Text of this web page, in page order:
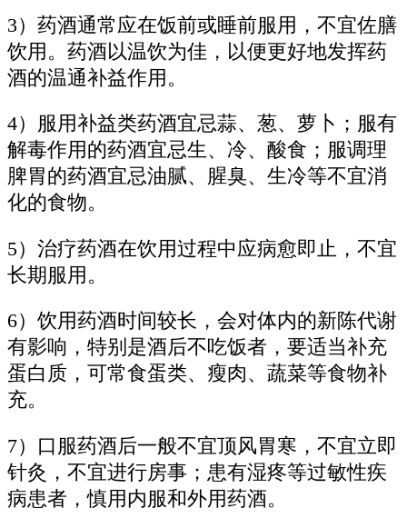
3）药酒通常应在饭前或睡前服用，不宜佐膳
饮用。药酒以温饮为佳，以便更好地发挥药
酒的温通补益作用。
4）服用补益类药酒宜忌蒜、葱、萝卜；服有
解毒作用的药酒宜忌生、冷、酸食；服调理
脾胃的药酒宜忌油腻、腥臭、生冷等不宜消
化的食物。
5）治疗药酒在饮用过程中应病愈即止，不宜
长期服用。
6）饮用药酒时间较长，会对体内的新陈代谢
有影响，特别是酒后不吃饭者，要适当补充
蛋白质，可常食蛋类、瘦肉、蔬菜等食物补
充。
7）口服药酒后一般不宜顶风胃寒，不宜立即
针灸，不宜进行房事；患有湿疼等过敏性疾
病患者，慎用内服和外用药酒。